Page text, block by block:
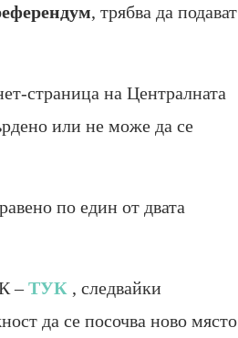
, трябва да подават
страница на Централната
или не може да се
по един от двата
–ТУК , следвайки
да се посочва ново място